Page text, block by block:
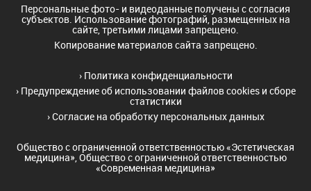
Персональные фото- и видеоданные получены с согласия
субъектов. Использование фотографий, размещенных на
сайте, третьими лицами запрещено.
Копирование материалов сайта запрещено.
› Политика конфиденциальности
› Предупреждение об использовании файлов cookies и сборе
статистики
›Согласие на обработку персональных данных
Общество с ограниченной ответственностью «Эстетическая
медицина», Общество с ограниченной ответственностью
«Современная медицина»